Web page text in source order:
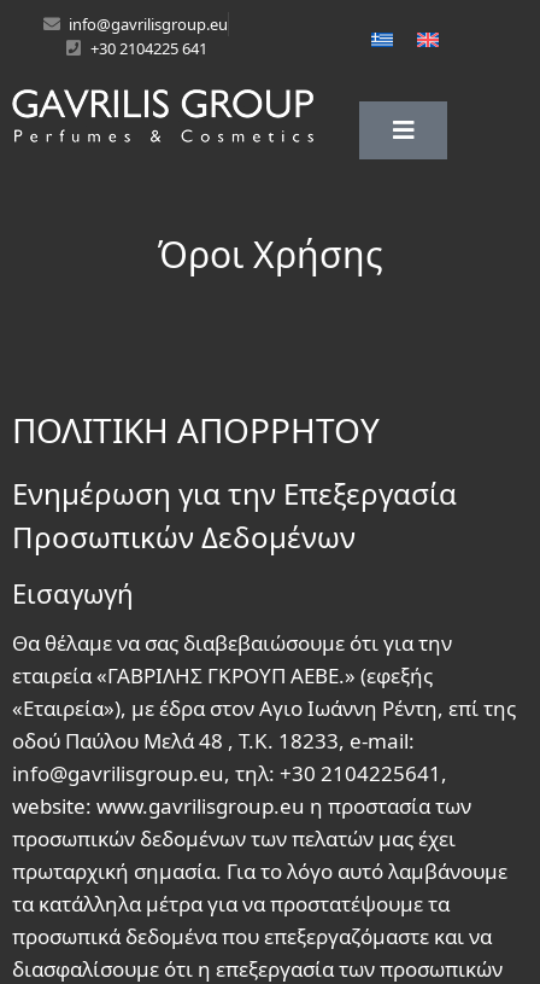
info@gavrilisgroup.eu
+30 2104225 641
Όροι Χρήσης
ΠΟΛΙΤΙΚΗ ΑΠΟΡΡΗΤΟΥ
Ενημέρωση για την Επεξεργασία
Προσωπικών Δεδομένων
Εισαγωγή
Θα θέλαμε να σας διαβεβαιώσουμε ότι για την
εταιρεία «ΓΑΒΡΙΛΗΣ ΓΚΡΟΥΠ ΑΕΒΕ.» (εφεξής
«Εταιρεία»), με έδρα στον Αγιο Ιωάννη Ρέντη, επί της
οδού Παύλου Μελά 48 , Τ.Κ. 18233, e-mail:
info@gavrilisgroup.eu, τηλ: +30 2104225641,
website: www.gavrilisgroup.eu η προστασία των
προσωπικών δεδομένων των πελατών μας έχει
πρωταρχική σημασία. Για το λόγο αυτό λαμβάνουμε
τα κατάλληλα μέτρα για να προστατέψουμε τα
προσωπικά δεδομένα που επεξεργαζόμαστε και να
διασφαλίσουμε ότι η επεξεργασία των προσωπικών